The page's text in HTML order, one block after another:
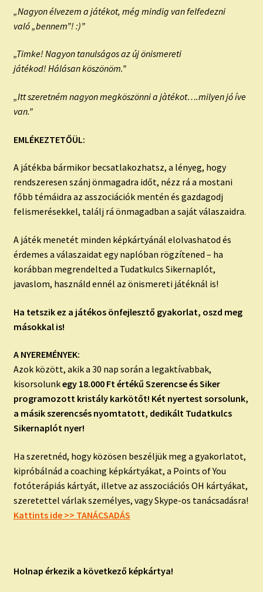
„Nagyon élvezem a játékot, még mindig van felfedezni
való „bennem”! :)”
„Timke! Nagyon tanulságos az új önismereti
játékod! Hálásan köszönöm.”
„Itt szeretném nagyon megköszönni a jàtékot….milyen jó íve
van.”
EMLÉKEZTETŐÜL:
A játékba bármikor becsatlakozhatsz, a lényeg, hogy
rendszeresen szánj önmagadra időt, nézz rá a mostani
főbb témáidra az asszociációk mentén és gazdagodj
felismerésekkel, találj rá önmagadban a saját válaszaidra.
A játék menetét minden képkártyánál elolvashatod és
érdemes a válaszaidat egy naplóban rögzítened – ha
korábban megrendelted a Tudatkulcs Sikernaplót,
javaslom, használd ennél az önismereti játéknál is!
Ha tetszik ez a játékos önfejlesztő gyakorlat, oszd meg
másokkal is!
A NYEREMÉNYEK:
Azok között, akik a 30 nap során a legaktívabbak,
kisorsolunkegy 18.000 Ft értékű Szerencse és Siker
programozott kristály karkötőt! Két nyertest sorsolunk,
a másik szerencsés nyomtatott, dedikált Tudatkulcs
Sikernaplót nyer!
Ha szeretnéd, hogy közösen beszéljük meg a gyakorlatot,
kipróbálnád a coaching képkártyákat, a Points of You
fotóterápiás kártyát, illetve az asszociációs OH kártyákat,
szeretettel várlak személyes, vagy Skype-os tanácsadásra!
Kattints ide >> TANÁCSADÁS
Holnap érkezik a következő képkártya!